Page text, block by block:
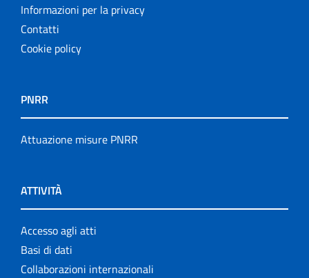
Informazioni per la privacy
Contatti
Cookie policy
PNRR
Attuazione misure PNRR
ATTIVITÀ
Accesso agli atti
Basi di dati
Collaborazioni internazionali